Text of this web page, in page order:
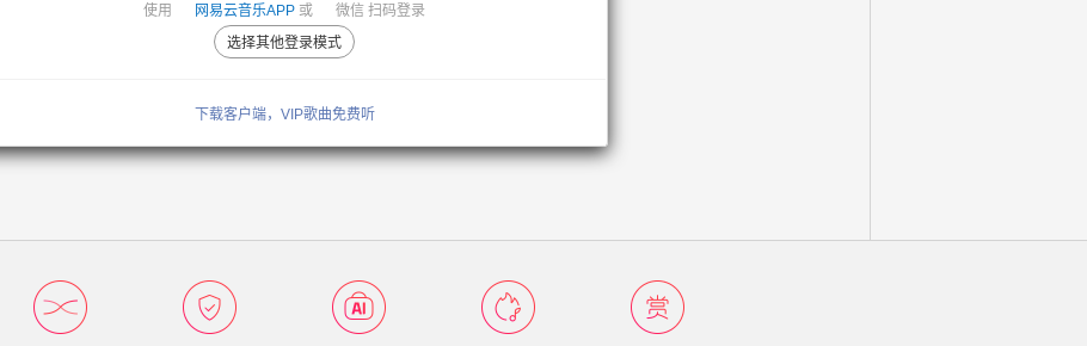
使用 网易云音乐APP 或 微信 扫码登录
选择其他登录模式
下载客户端，VIP歌曲免费听